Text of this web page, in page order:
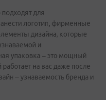
для
логотип, фирменные
дизайна, которые
и
упаковка – это мощный
на вас даже после
– узнаваемость бренда и